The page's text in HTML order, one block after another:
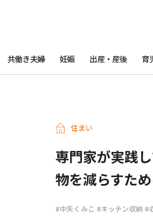
共働き夫婦 妊娠 出産・産後 育
住まい
専門家が実践
物を減らすた
#中矢くみこ #キッチン収納 #